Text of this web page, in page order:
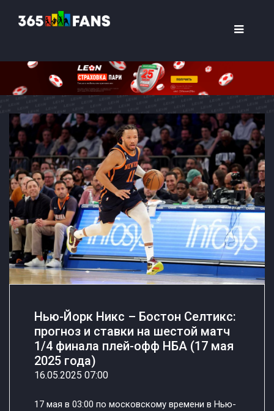
Нью-Йорк Никс – Бостон Селтикс:
прогноз и ставки на шестой матч
1/4 финала плей-офф НБА (17 мая
2025 года)
16.05.2025 07:00
17 мая в 03:00 по московскому времени в Нью-